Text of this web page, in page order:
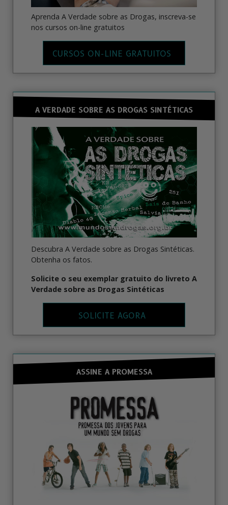
Aprenda A Verdade sobre as Drogas, inscreva-se
nos cursos on-line gratuitos
CURSOS ON-LINE GRATUITOS
A VERDADE SOBRE AS DROGAS SINTÉTICAS
Descubra A Verdade sobre as Drogas Sintéticas.
Obtenha os fatos.
Solicite o seu exemplar gratuito do livreto A
Verdade sobre as Drogas Sintéticas
SOLICITE AGORA
ASSINE A PROMESSA